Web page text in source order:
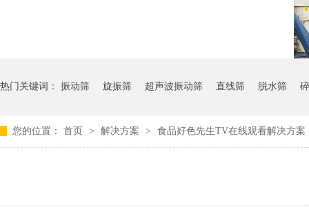
热门关键词： 振动筛 旋振筛 超声波振动筛 直线筛 脱水筛
您的位置： 首页 > 解决方案 > 食品好色先生TV在线观看解决方案